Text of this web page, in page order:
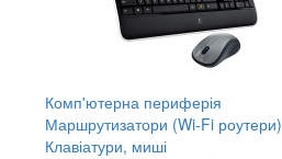
Комп'ютерна периферія
Маршрутизатори (Wi-Fi роутери)
Клавіатури, миші